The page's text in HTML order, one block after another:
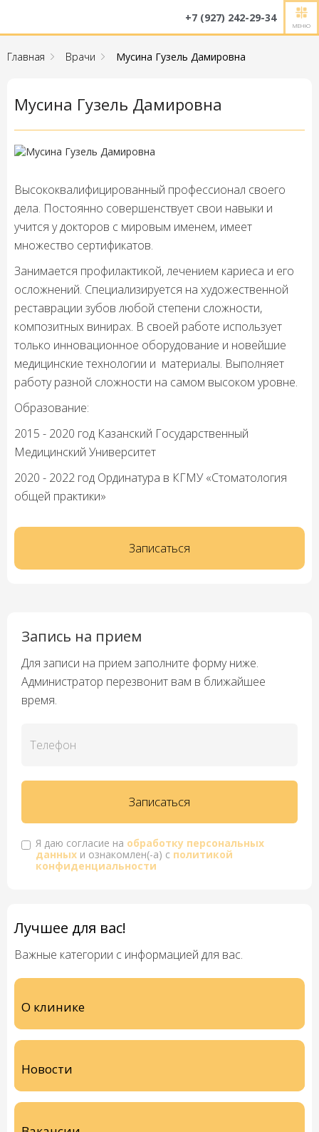
Главная Врачи Мусина Гузель Дамировна
Мусина Гузель Дамировна
Высококвалифицированный профессионал своего
дела. Постоянно совершенствует свои навыки и
учится у докторов с мировым именем, имеет
множество сертификатов.
Занимается профилактикой, лечением кариеса и его
осложнений. Специализируется на художественной
реставрации зубов любой степени сложности,
композитных винирах. В своей работе использует
только инновационное оборудование и новейшие
медицинские технологии и материалы. Выполняет
работу разной сложности на самом высоком уровне.
Образование:
2015 - 2020 год Казанский Государственный
Медицинский Университет
2020 - 2022 год Ординатура в КГМУ «Стоматология
общей практики»
Записаться
Запись на прием
Для записи на прием заполните форму ниже.
Администратор перезвонит вам в ближайшее
время.
Я даю согласие на обработку персональных
данных и ознакомлен(-а) с политикой
конфиденциальности
Лучшее для вас!
Важные категории с информацией для вас.
О клинике
Новости
+7 (927) 242-29-34
МЕНЮ